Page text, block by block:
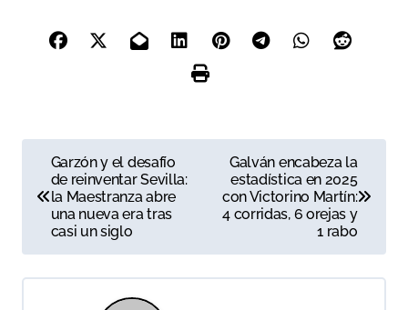
a
e
Garzón y el desafío
de reinventar Sevilla:
la Maestranza abre
una nueva era tras
casi un siglo
Galván encabeza la
estadística en 2025
con Victorino Martín:
4 corridas, 6 orejas y
1 rabo